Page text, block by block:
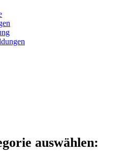
auswählen: